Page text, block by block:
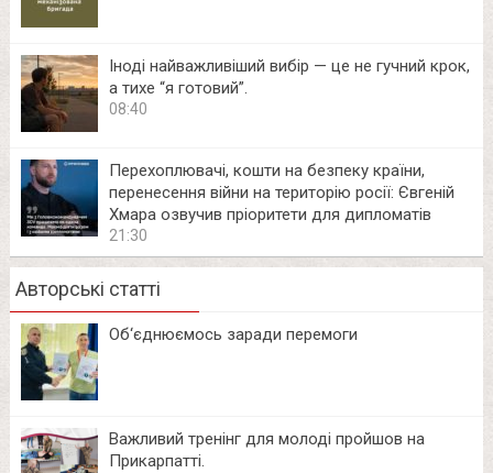
Іноді найважливіший вибір — це не гучний крок,
а тихе “я готовий”.
08:40
Перехоплювачі, кошти на безпеку країни,
перенесення війни на територію росії: Євгеній
Хмара озвучив пріоритети для дипломатів
21:30
Авторські статті
Об‘єднюємось заради перемоги
Важливий тренінг для молоді пройшов на
Прикарпатті.